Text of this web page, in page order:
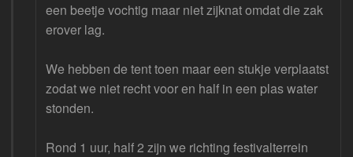
een beetje vochtig maar niet zijknat omdat die zak
erover lag.
We hebben de tent toen maar een stukje verplaatst
zodat we niet recht voor en half in een plas water
stonden.
Rond 1 uur, half 2 zijn we richting festivalterrein